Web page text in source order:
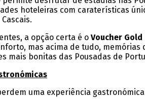
hoteleiras com caraterísticas
a opção certa é o Voucher
mas acima de tudo, memórias
mais bonitas das Pousadas de
uma experiência